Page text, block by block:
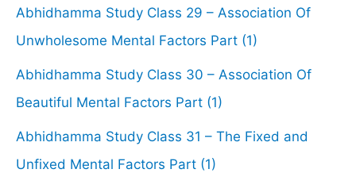
Abhidhamma Study Class 29 – Association Of
Unwholesome Mental Factors Part (1)
Abhidhamma Study Class 30 – Association Of
Beautiful Mental Factors Part (1)
Abhidhamma Study Class 31 – The Fixed and
Unfixed Mental Factors Part (1)